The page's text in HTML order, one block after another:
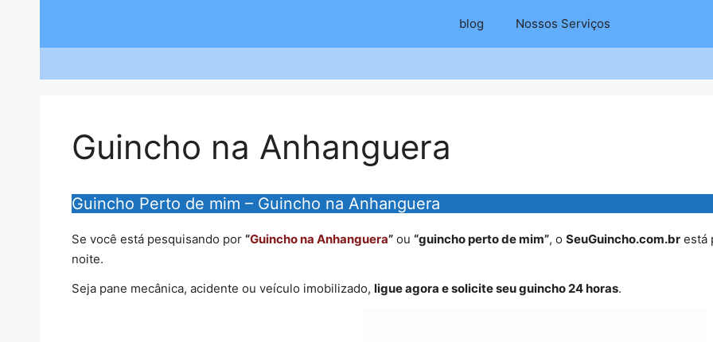
blog Nossos Serviços
Guincho na Anhanguera
Guincho Perto de mim – Guincho na Anhanguera
Se você está pesquisando por “Guincho na Anhanguera”ou “guincho perto de mim”, o SeuGuincho.com.brestá
noite.
Seja pane mecânica, acidente ou veículo imobilizado, ligue agora e solicite seu guincho 24 horas.